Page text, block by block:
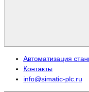
Автоматизация
Контакты
info@simatic-plc.ru